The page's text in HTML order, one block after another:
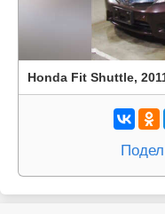
Honda Fit Shuttle,